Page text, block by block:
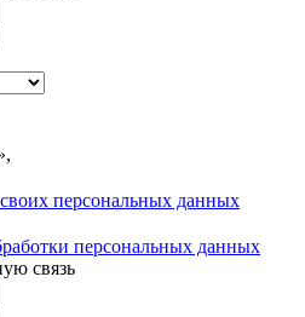
персональных данных
персональных данных
связь